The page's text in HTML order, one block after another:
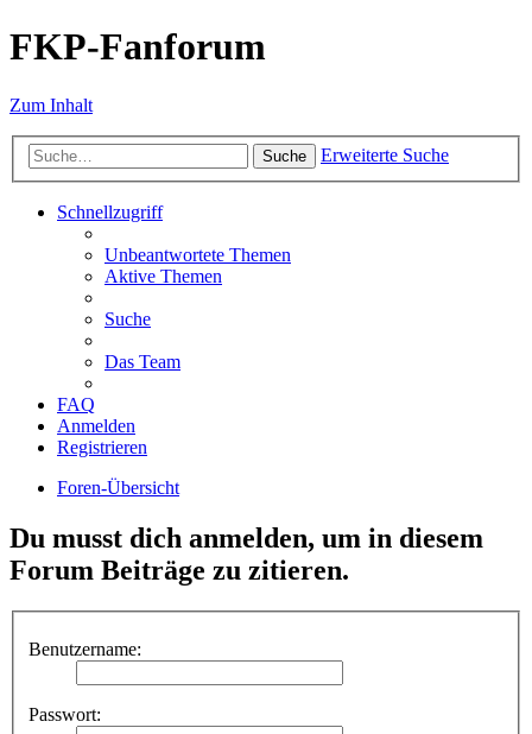
FKP-Fanforum
Zum Inhalt
Suche Erweiterte Suche
Schnellzugriff
Unbeantwortete Themen
Aktive Themen
Suche
Das Team
FAQ
Anmelden
Registrieren
Foren-Übersicht
Du musst dich anmelden, um in diesem
Forum Beiträge zu zitieren.
Benutzername:
Passwort: